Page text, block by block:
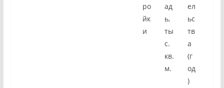
ро
йк
и
ад
ь,
ты
с.
кв.
м.
ел
ьс
тв
а
(г
од
)